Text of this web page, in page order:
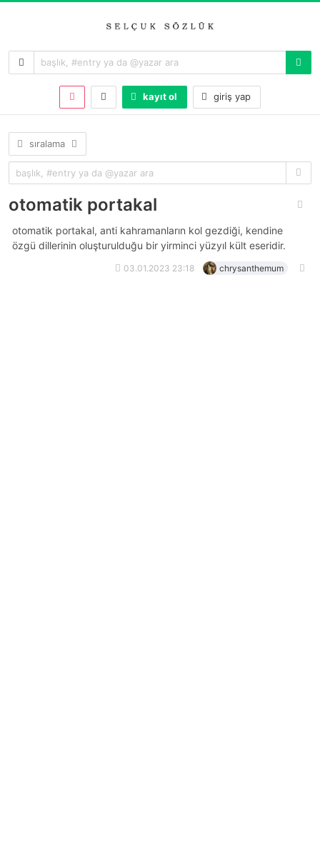
kayıt ol giriş yap
sıralama
otomatik portakal
otomatik portakal, anti kahramanların kol gezdiği, kendine
özgü dillerinin oluşturulduğu bir yirminci yüzyıl kült eseridir.
03.01.2023 23:18 chrysanthemum